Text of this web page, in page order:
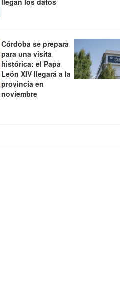
llegan los datos
Córdoba se prepara
para una visita
histórica: el Papa
León XIV llegará a la
provincia en
noviembre